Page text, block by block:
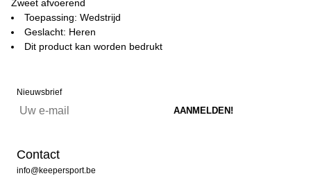
Zweet afvoerend
Toepassing: Wedstrijd
Geslacht: Heren
Dit product kan worden bedrukt
Nieuwsbrief
Contact
info@keepersport.be